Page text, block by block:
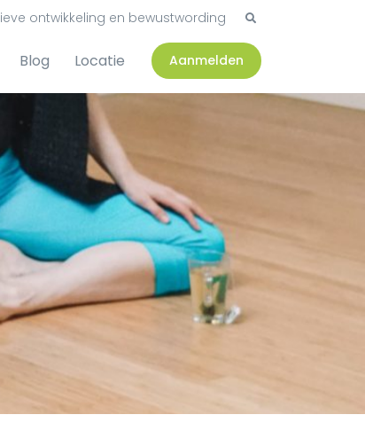
ontwikkeling en bewustwording
Blog Locatie Aanmelden